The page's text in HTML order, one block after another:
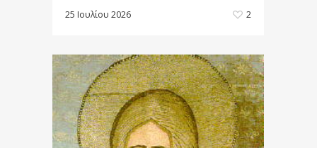
25 Ιουλίου 2026 2